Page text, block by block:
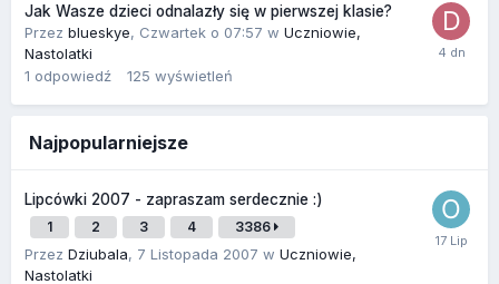
Jak Wasze dzieci odnalazły się w pierwszej klasie?
Przez blueskye, Czwartek o 07:57 w Uczniowie,
Nastolatki
1 odpowiedź 125 wyświetleń
Najpopularniejsze
Lipcówki 2007 - zapraszam serdecznie :)
1 2 3 4 3386
Przez Dziubala, 7 Listopada 2007 w Uczniowie,
Nastolatki